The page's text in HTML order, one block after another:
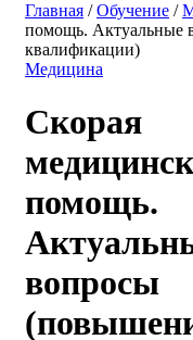
Главная /Обучение /
помощь. Актуальные
квалификации)
Медицина
Скорая
помощь.
вопросы